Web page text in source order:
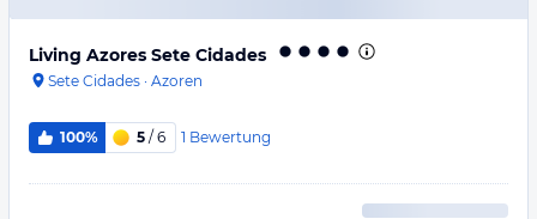
Living Azores Sete Cidades
Sete Cidades · Azoren
100% 5 / 6 1 Bewertung